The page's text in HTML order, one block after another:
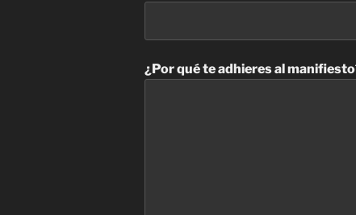
¿Por qué te adhieres al